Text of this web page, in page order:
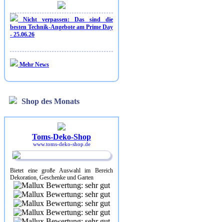
Nicht verpassen: Das sind die
besten Technik-Angebote am Prime Day
- 25.06.26
Mehr News
Shop des Monats
Toms-Deko-Shop
www.toms-deko-shop.de
Bietet eine große Auswahl im Bereich
Dekoration, Geschenke und Garten